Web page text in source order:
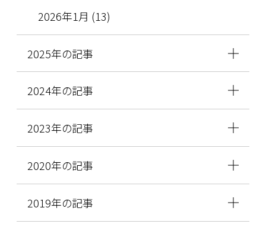
2026年1月 (13)
2025年の記事
2024年の記事
2023年の記事
2020年の記事
2019年の記事